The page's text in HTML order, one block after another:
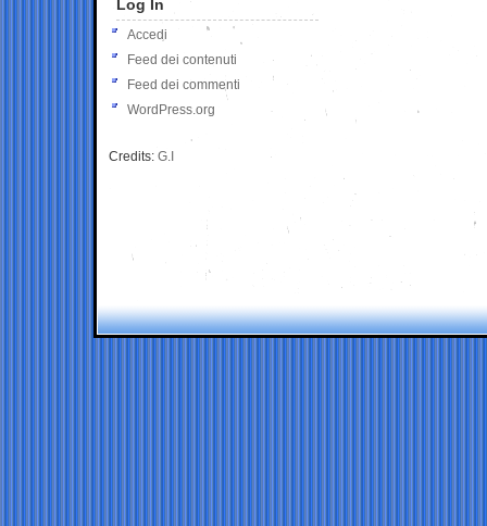
Log In
Accedi
Feed dei contenuti
Feed dei commenti
WordPress.org
Credits: G.I